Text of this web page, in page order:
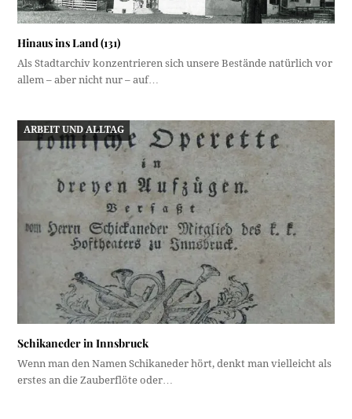
Hinaus ins Land (131)
Als Stadtarchiv konzentrieren sich unsere Bestände natürlich vor
allem – aber nicht nur – auf…
ARBEIT UND ALLTAG
Schikaneder in Innsbruck
Wenn man den Namen Schikaneder hört, denkt man vielleicht als
erstes an die Zauberflöte oder…